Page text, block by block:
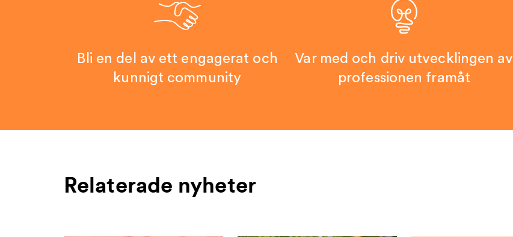
Bli en del av ett engagerat och
kunnigt community
Var med och driv utvecklingen av
professionen framåt
Relaterade nyheter